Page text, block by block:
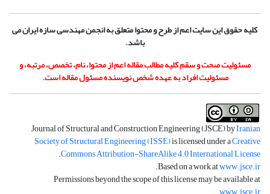
کلیه حقوق این سایت اعم از طرح و محتوا متعلق به انجمن مهندسی سازه ایران می
باشد.
مسئولیت صحت و سقم کلیه مطالب مقاله اعم از محتوا، نام، تخصص، مرتبه، و
مسئولیت افراد به عهده شخص نویسنده مسئول مقاله است.
Journal of Structural and Construction Engineering (JSCE) byIranian
Society of Structural Engineering (ISSE)is licensed under aCreative
Commons Attribution-ShareAlike 4.0 International License
.
Based on a work atwww.jsce.ir
.
Permissions beyond the scope of this license may be available at